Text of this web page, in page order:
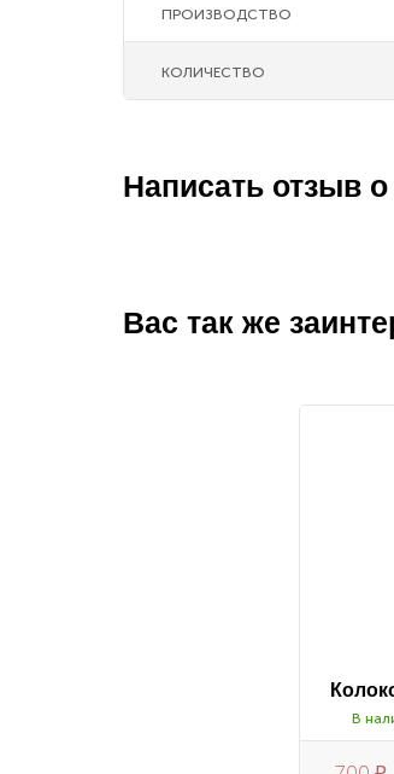
ПРОИЗВОДСТВО
КОЛИЧЕСТВО
Написать отзыв о
Вас так же
В